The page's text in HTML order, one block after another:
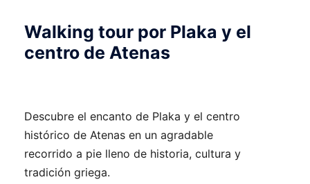
Walking tour por Plaka y el
centro de Atenas
Descubre el encanto de Plaka y el centro
histórico de Atenas en un agradable
recorrido a pie lleno de historia, cultura y
tradición griega.